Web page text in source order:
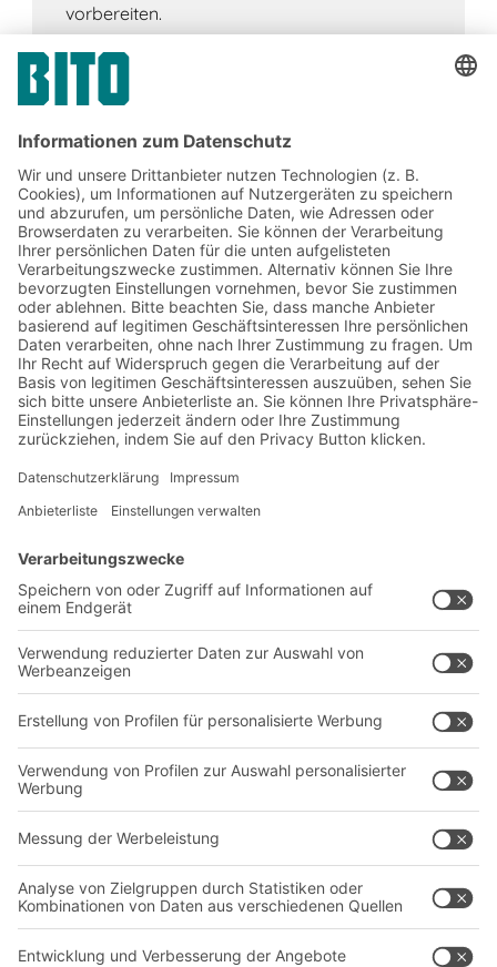
vorbereiten.
Jetzt beim BITO Newsletter
anmelden:
Lager- & Logistiknews
Exklusive Rabatte
Neuheiten
Newsletter abonnieren
Lösungen
Intralogistiklösungen
Behältersysteme
Regalsysteme
Transportsysteme
Dienstleistungen
Kontaktformular
Unternehmen
Über uns
Produktionsstandorte
Karriere
Follow us